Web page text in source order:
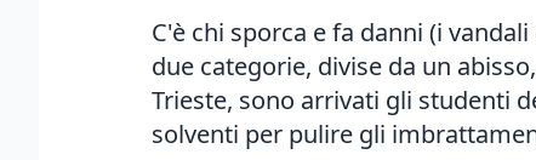
C'è chi sporca e fa danni (i
due categorie, divise da un
Trieste, sono arrivati gli studenti
solventi per pulire gli